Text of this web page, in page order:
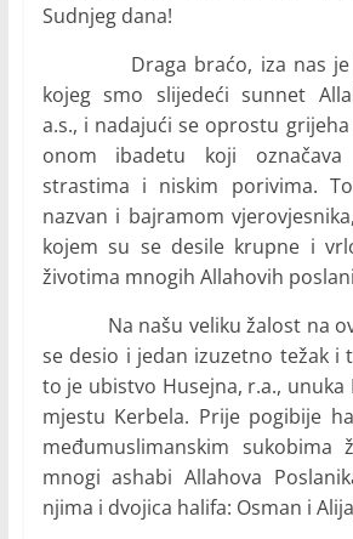
Sudnjeg dana!
Draga braćo, iza nas je
kojeg smo slijedeći sunnet
a.s., i nadajući se oprostu
onom ibadetu koji označava
strastima i niskim porivima.
nazvan i bajramom
kojem su se desile krupne i
životima mnogih Allahovih
Na našu veliku žalost na
se desio i jedan izuzetno težak i
to je ubistvo Husejna, r.a., unuka
mjestu Kerbela. Prije pogibije
međumuslimanskim sukobima
mnogi ashabi Allahova
njima i dvojica halifa: Osman i